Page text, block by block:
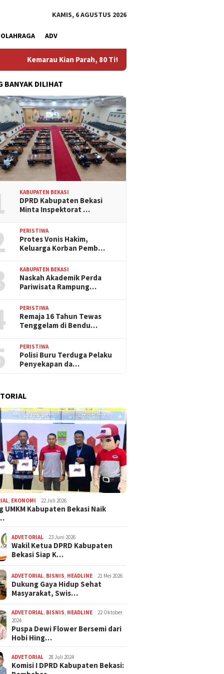
KAMIS, 6 AGUSTUS 2026
OLAHRAGA ADV
Kian Parah, 80 Titik di Kabupaten Bekasi Alami Krisis Air
BANYAK DILIHAT
KABUPATEN BEKASI
DPRD Kabupaten Bekasi
Minta Inspektorat …
PERISTIWA
Protes Vonis Hakim,
Keluarga Korban Pemb…
KABUPATEN BEKASI
Naskah Akademik Perda
Pariwisata Rampung…
PERISTIWA
Remaja 16 Tahun Tewas
Tenggelam di Bendu…
PERISTIWA
Polisi Buru Terduga Pelaku
Penyekapan da…
EKONOMI 22 Juli 2026
UMKM Kabupaten Bekasi Naik
ADVETORIAL 23 Juni 2026
Wakil Ketua DPRD Kabupaten
Bekasi Siap K…
ADVETORIAL BISNIS HEADLINE 21 Mei 2026
Dukung Gaya Hidup Sehat
Masyarakat, Swis…
ADVETORIAL BISNIS HEADLINE
22 Oktober
2024
Puspa Dewi Flower Bersemi dari
Hobi Hing…
ADVETORIAL 28 Juli 2024
Komisi I DPRD Kabupaten Bekasi: